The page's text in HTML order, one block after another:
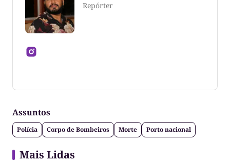
Repórter
Tocantins
Assuntos
Polícia Corpo de Bombeiros Morte Porto nacional
Mais Lidas